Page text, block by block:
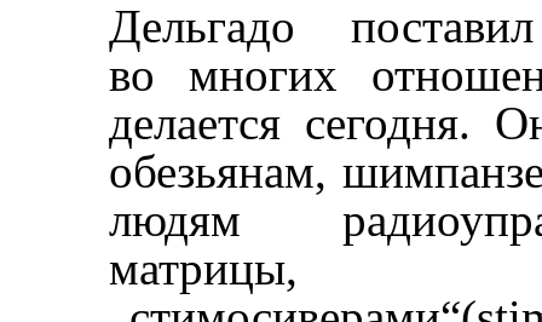
Дельгадо
во многих
делается сегодня.
обезьянам,
людям
матрицы,